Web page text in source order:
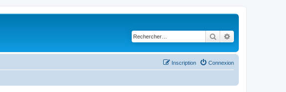
Rechercher
Connexion
Inscription